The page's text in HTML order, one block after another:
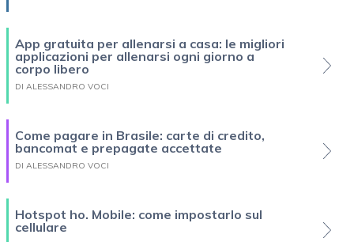
App gratuita per allenarsi a casa: le migliori
applicazioni per allenarsi ogni giorno a
corpo libero
DI ALESSANDRO VOCI
Come pagare in Brasile: carte di credito,
bancomat e prepagate accettate
DI ALESSANDRO VOCI
Hotspot ho. Mobile: come impostarlo sul
cellulare